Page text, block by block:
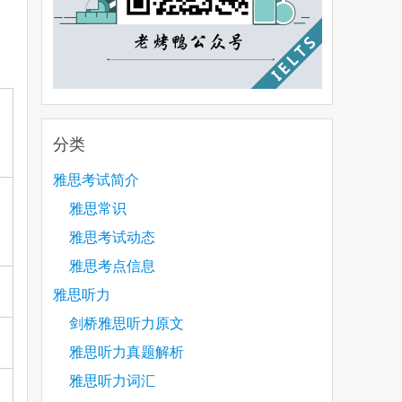
分类
雅思考试简介
雅思常识
雅思考试动态
雅思考点信息
雅思听力
剑桥雅思听力原文
雅思听力真题解析
雅思听力词汇